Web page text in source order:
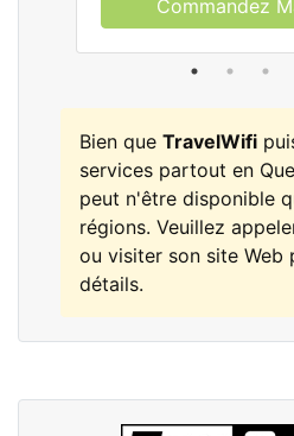
Commandez
Bien que TravelWifi
services partout en
peut n'être disponible
régions. Veuillez
ou visiter son site Web
détails.